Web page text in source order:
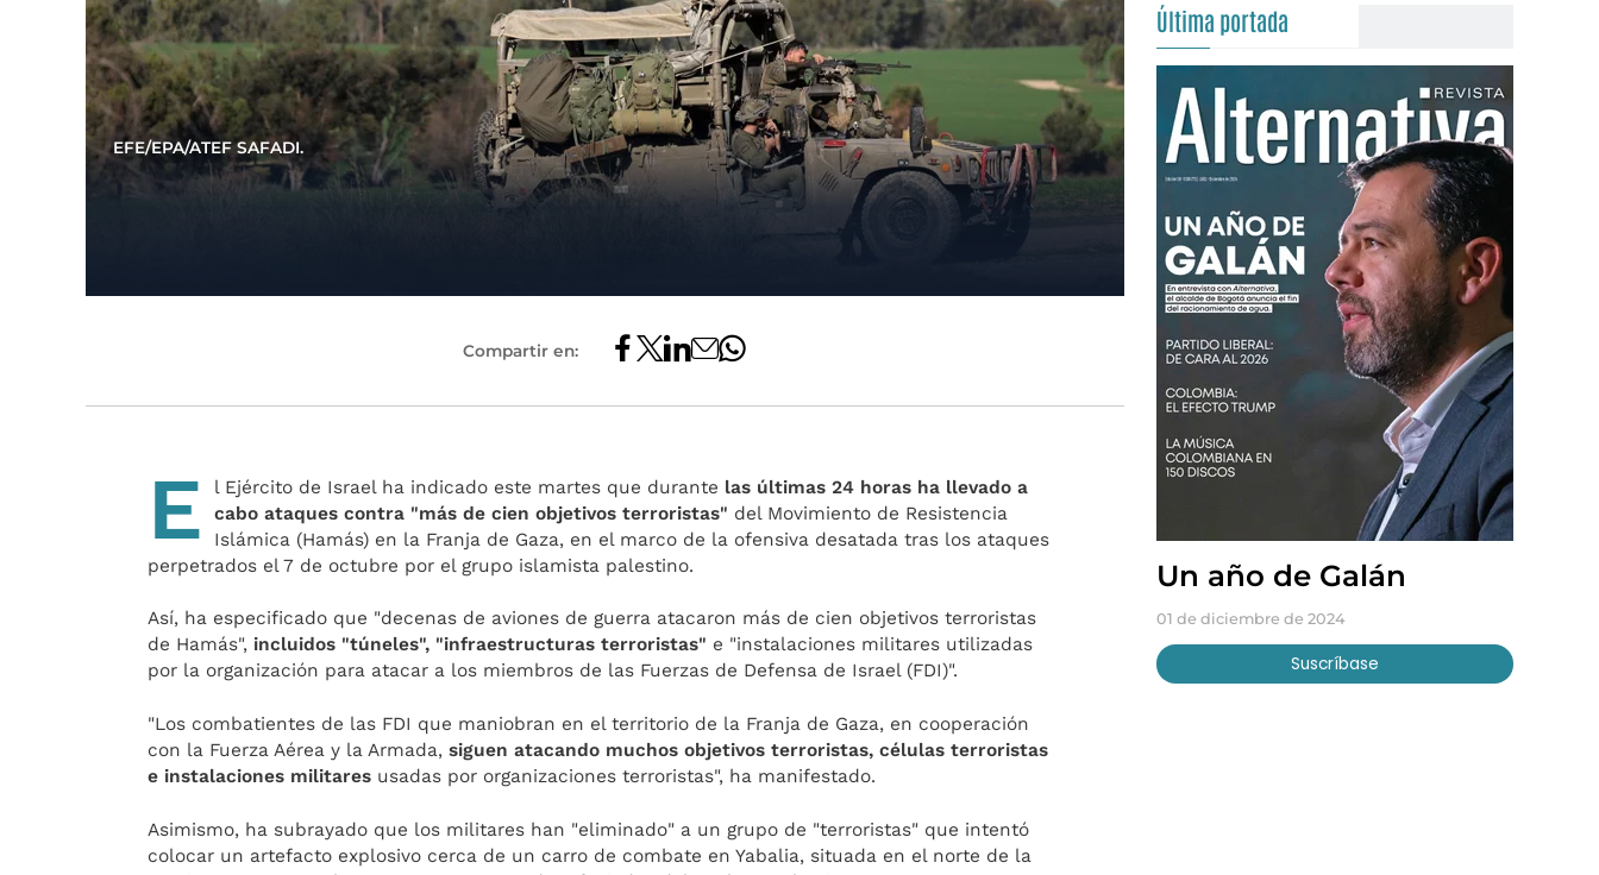
EFE/EPA/ATEF SAFADI.
Compartir en:
E l Ejército de Israel ha indicado este martes que durante las últimas 24 horas ha llevado a
cabo ataques contra "más de cien objetivos terroristas" del Movimiento de Resistencia
Islámica (Hamás) en la Franja de Gaza, en el marco de la ofensiva desatada tras los ataques
perpetrados el 7 de octubre por el grupo islamista palestino.
Así, ha especificado que "decenas de aviones de guerra atacaron más de cien objetivos terroristas
de Hamás", incluidos "túneles", "infraestructuras terroristas" e "instalaciones militares utilizadas
por la organización para atacar a los miembros de las Fuerzas de Defensa de Israel (FDI)".
"Los combatientes de las FDI que maniobran en el territorio de la Franja de Gaza, en cooperación
con la Fuerza Aérea y la Armada, siguen atacando muchos objetivos terroristas, células terroristas
e instalaciones militares usadas por organizaciones terroristas", ha manifestado.
Asimismo, ha subrayado que los militares han "eliminado" a un grupo de "terroristas" que intentó
colocar un artefacto explosivo cerca de un carro de combate en Yabalia, situada en el norte de la
Última portada
Un año de Galán
01 de diciembre de 2024
Suscríbase